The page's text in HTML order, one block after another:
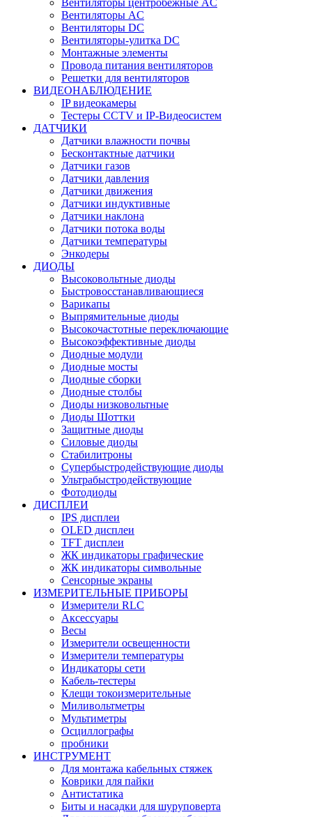
Вентиляторы AC
Вентиляторы DC
Вентиляторы-улитка DC
Монтажные элементы
Провода питания вентиляторов
Решетки для вентиляторов
ВИДЕОНАБЛЮДЕНИЕ
IP видеокамеры
Тестеры CCTV и IP-Видеосистем
ДАТЧИКИ
Датчики влажности почвы
Бесконтактные датчики
Датчики газов
Датчики давления
Датчики движения
Датчики индуктивные
Датчики наклона
Датчики потока воды
Датчики температуры
Энкодеры
ДИОДЫ
Высоковольтные диоды
Быстровосстанавливающиеся
Варикапы
Выпрямительные диоды
Высокочастотные переключающие
Высокоэффективные диоды
Диодные модули
Диодные мосты
Диодные сборки
Диодные столбы
Диоды низковольтные
Диоды Шоттки
Защитные диоды
Силовые диоды
Стабилитроны
Супербыстродействующие диоды
Ультрабыстродействующие
Фотодиоды
ДИСПЛЕИ
IPS дисплеи
OLED дисплеи
TFT дисплеи
ЖК индикаторы графические
ЖК индикаторы символьные
Сенсорные экраны
ИЗМЕРИТЕЛЬНЫЕ ПРИБОРЫ
Измерители RLC
Аксессуары
Весы
Измерители освещенности
Измерители температуры
Индикаторы сети
Кабель-тестеры
Клещи токоизмерительные
Миливольтметры
Мультиметры
Осциллографы
пробники
ИНСТРУМЕНТ
Для монтажа кабельных стяжек
Коврики для пайки
Антистатика
Биты и насадки для шуруповерта